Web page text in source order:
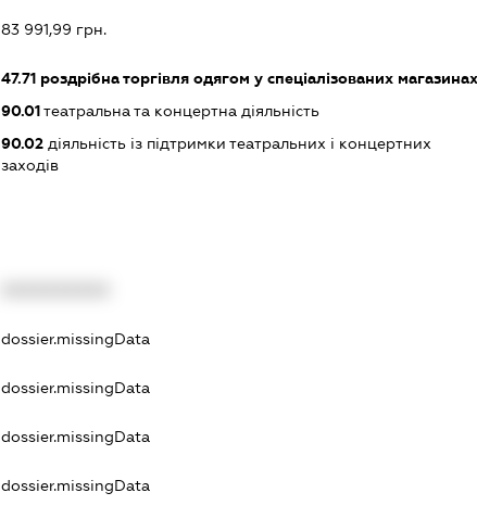
83 991,99 грн.
47.71 роздрібна торгівля одягом у спеціалізованих магазинах
90.01театральна та концертна діяльність
90.02 діяльність із підтримки театральних і концертних
заходів
dossier.missingData
dossier.missingData
dossier.missingData
dossier.missingData